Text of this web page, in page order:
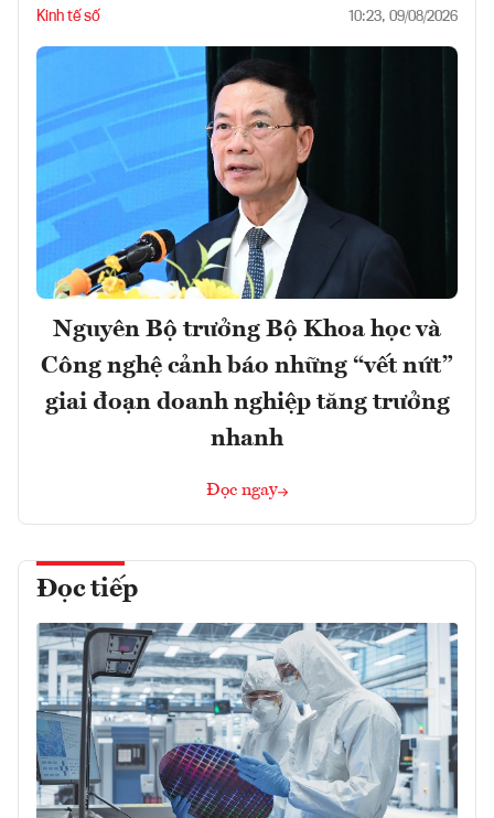
Kinh tế số 10:23, 09/08/2026
Nguyên Bộ trưởng Bộ Khoa học và
Công nghệ cảnh báo những “vết nứt”
giai đoạn doanh nghiệp tăng trưởng
nhanh
Đọc ngay
Đọc tiếp